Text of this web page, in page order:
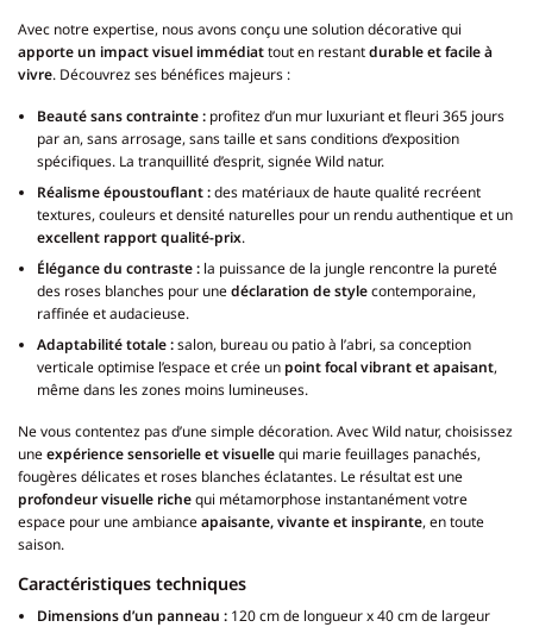
Avec notre expertise, nous avons conçu une solution décorative qui
apporte un impact visuel immédiattout en restantdurable et facile à
vivre. Découvrez ses bénéfices majeurs :
Beauté sans contrainte :profitez d’un mur luxuriant et fleuri 365 jours
par an, sans arrosage, sans taille et sans conditions d’exposition
spécifiques. La tranquillité d’esprit, signée Wild natur.
Réalisme époustouflant :des matériaux de haute qualité recréent
textures, couleurs et densité naturelles pour un rendu authentique et un
excellent rapport qualité-prix.
Élégance du contraste :la puissance de la jungle rencontre la pureté
des roses blanches pour unedéclaration de stylecontemporaine,
raffinée et audacieuse.
Adaptabilité totale :salon, bureau ou patio à l’abri, sa conception
verticale optimise l’espace et crée un point focal vibrant et apaisant,
même dans les zones moins lumineuses.
Ne vous contentez pas d’une simple décoration. Avec Wild natur, choisissez
uneexpérience sensorielle et visuellequi marie feuillages panachés,
fougères délicates et roses blanches éclatantes. Le résultat est une
profondeur visuelle richequi métamorphose instantanément votre
espace pour une ambianceapaisante, vivante et inspirante, en toute
saison.
Caractéristiques techniques
Dimensions d’un panneau :120 cm de longueur x 40 cm de largeur